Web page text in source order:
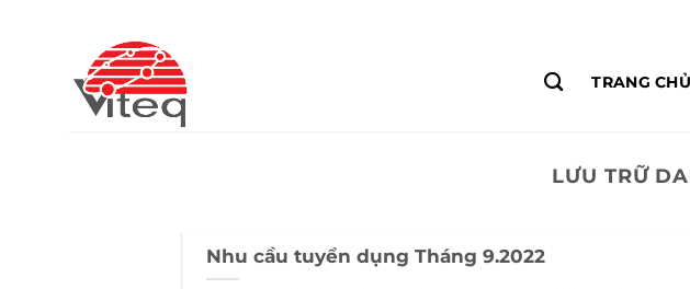
TRANG CHỦ
LƯU TRỮ
Nhu cầu tuyển dụng Tháng 9.2022